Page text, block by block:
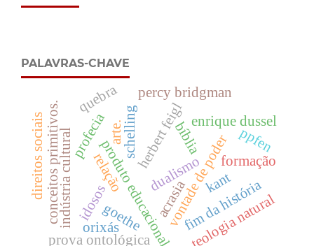
PALAVRAS-CHAVE
kant
herbert feiglbíblia
profecia
produto educacional
relação vontade de poder
acrasia
formação
indústria cultural
conceitos primitivos.
percy bridgman
fim da história
idosos
direitos sociais enrique dussel
arte.schelling
prova ontológica teologia natural
goethe
dualismo
quebra
ppfen
orixás